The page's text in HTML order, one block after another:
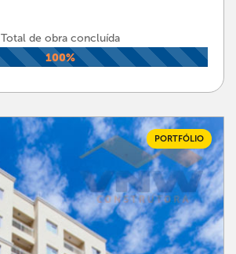
Total de obra concluída
100%
PORTFÓLIO